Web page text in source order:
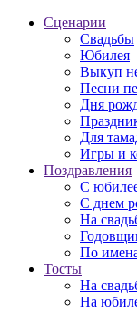
Сценарии
Свадьбы
Юбилея
Выкуп
Песни
Дня
Для
Игры и
Поздравления
С
С днем
На
По
Тосты
На
На